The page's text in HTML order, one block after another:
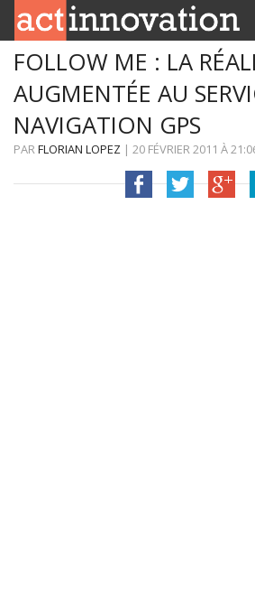
RUBRIQUES
INNOBOX
CONTACT
FOLLOW ME : LA
AUGMENTÉE AU
NAVIGATION GPS
PARFLORIAN LOPEZ | 20 FÉVRIER 2011 À